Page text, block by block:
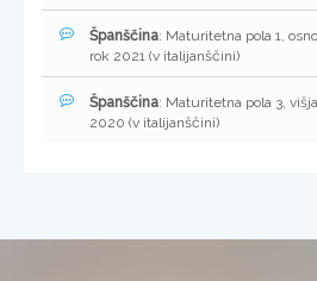
Španščina: Maturitetna pola 1,
rok 2021 (v italijanščini)
Španščina: Maturitetna pola 3,
2020 (v italijanščini)